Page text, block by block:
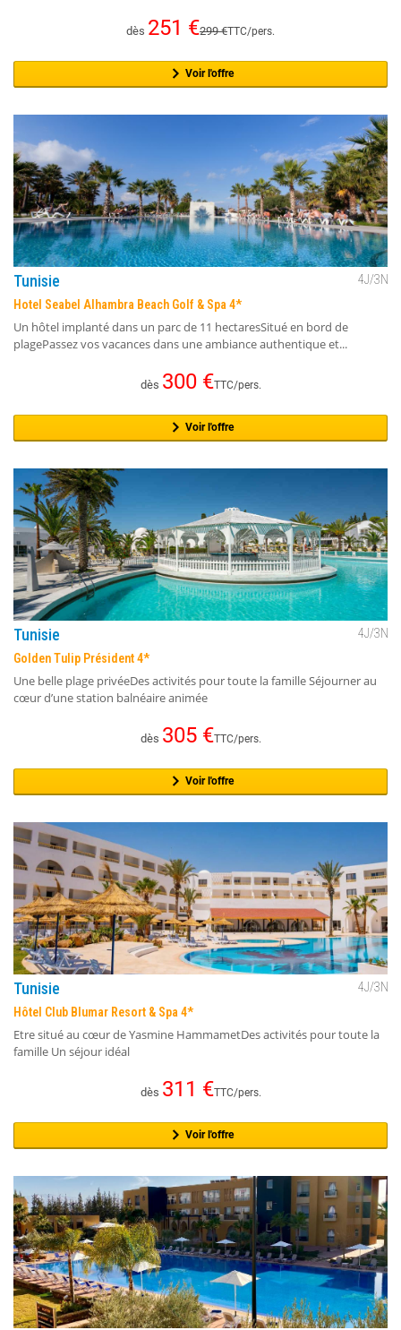
dès 251 €299€TTC/pers.
Voir l'offre
Tunisie 4J/3N
Hotel Seabel Alhambra Beach Golf & Spa 4*
Un hôtel implanté dans un parc de 11 hectaresSitué en bord de
plagePassez vos vacances dans une ambiance authentique et...
dès 300€TTC/pers.
Voir l'offre
Tunisie 4J/3N
Golden Tulip Président 4*
Une belle plage privéeDes activités pour toute la famille Séjourner au
cœur d’une station balnéaire animée
dès 305€TTC/pers.
Voir l'offre
Tunisie 4J/3N
Hôtel Club Blumar Resort & Spa 4*
Etre situé au cœur de Yasmine HammametDes activités pour toute la
famille Un séjour idéal
dès 311 €TTC/pers.
Voir l'offre